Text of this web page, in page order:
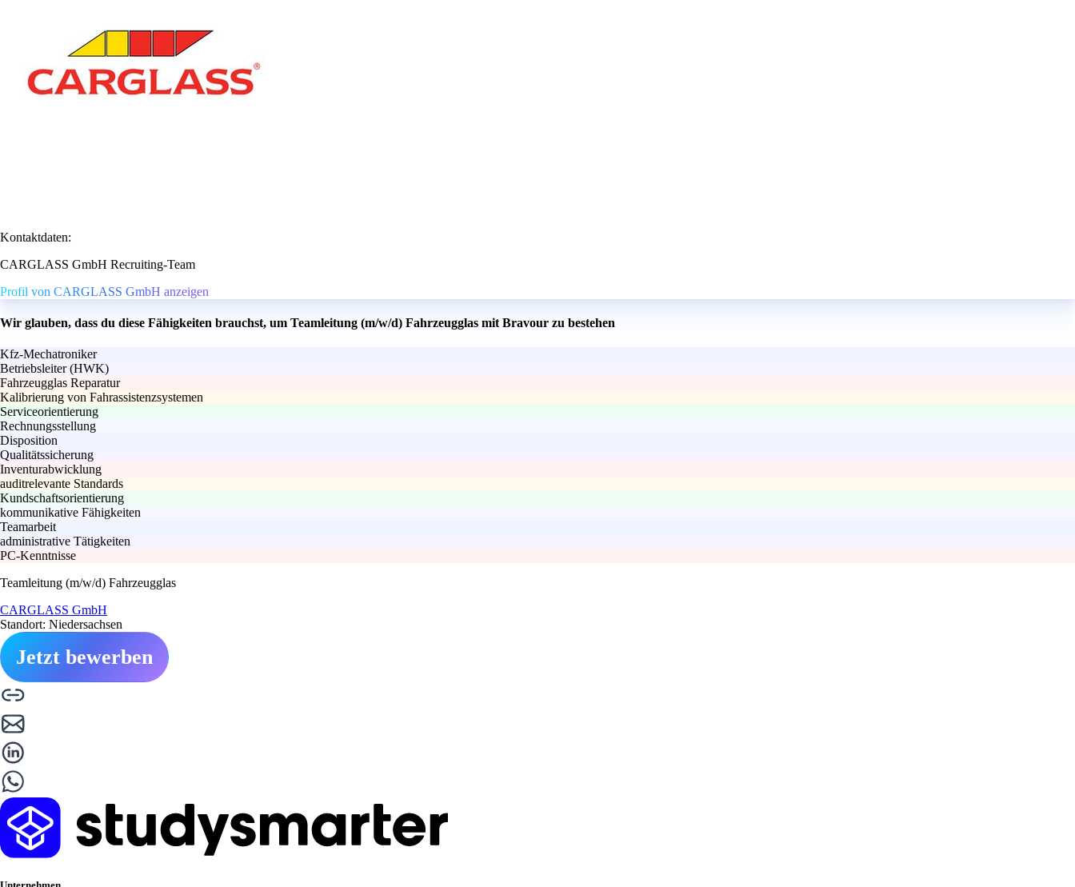
Kontaktdaten:
CARGLASS GmbH Recruiting-Team
Profil von CARGLASS GmbH anzeigen
Wir glauben, dass du diese Fähigkeiten brauchst, um Teamleitung (m/w/d) Fahrzeugglas mit Bravour zu bestehen
Kfz-Mechatroniker
Betriebsleiter (HWK)
Fahrzeugglas Reparatur
Kalibrierung von Fahrassistenzsystemen
Serviceorientierung
Rechnungsstellung
Disposition
Qualitätssicherung
Inventurabwicklung
auditrelevante Standards
Kundschaftsorientierung
kommunikative Fähigkeiten
Teamarbeit
administrative Tätigkeiten
PC-Kenntnisse
Teamleitung (m/w/d) Fahrzeugglas
CARGLASS GmbH
Standort: Niedersachsen
Jetzt bewerben